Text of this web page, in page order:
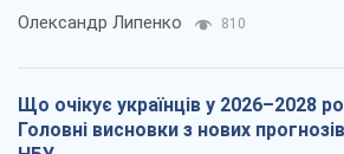
Олександр Липенко 810
Що очікує українців у 2026–2028
Головні висновки з нових